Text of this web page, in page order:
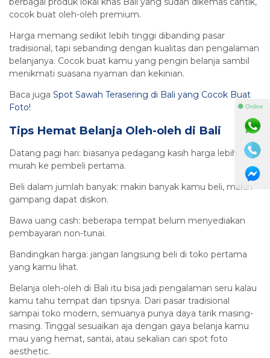
cocok buat oleh-oleh premium.
Harga memang sedikit lebih tinggi dibanding pasar
tradisional, tapi sebanding dengan kualitas dan pengalaman
belanjanya. Cocok buat kamu yang pengin belanja sambil
menikmati suasana nyaman dan kekinian.
Baca juga Spot Sawah Terasering di Bali yang Cocok Buat
Foto!
Tips Hemat Belanja Oleh-oleh di Bali
Datang pagi hari: biasanya pedagang kasih harga lebih
murah ke pembeli pertama.
Beli dalam jumlah banyak: makin banyak kamu beli, makin
gampang dapat diskon.
Bawa uang cash: beberapa tempat belum menyediakan
pembayaran non-tunai.
Bandingkan harga: jangan langsung beli di toko pertama
yang kamu lihat.
Belanja oleh-oleh di Bali itu bisa jadi pengalaman seru kalau
kamu tahu tempat dan tipsnya. Dari pasar tradisional
sampai toko modern, semuanya punya daya tarik masing-
masing. Tinggal sesuaikan aja dengan gaya belanja kamu
mau yang hemat, santai, atau sekalian cari spot foto
aesthetic.
⚫ Online